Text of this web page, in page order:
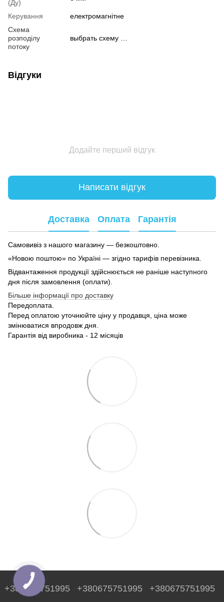
(Ду)
Керування
електромагнітне
Схема
розподілу
потоку
выбрать схему …
Відгуки
Додайте перший відгук
Написати відгук
Доставка Оплата Гарантія
Самовивіз з нашого магазину — безкоштовно.
«Новою поштою» по Україні — згідно тарифів перевізника.
Відвантаження продукції здійснюється не раніше наступного
дня після замовлення (оплати).
Більше інформації про доставку
Передоплата.
Перед оплатою уточнюйте ціну у продавця, ціна може
змінюватися впродовж дня.
Гарантія від виробника - 12 місяців
+380675751995 +380675751995 +380675751995